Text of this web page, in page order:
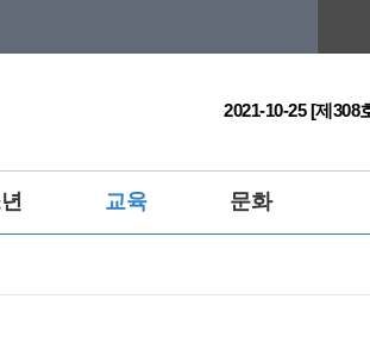
2021-10-25 [제308
교육 문화